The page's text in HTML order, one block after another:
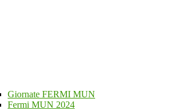
Giornate FERMI MUN
Fermi MUN 2024